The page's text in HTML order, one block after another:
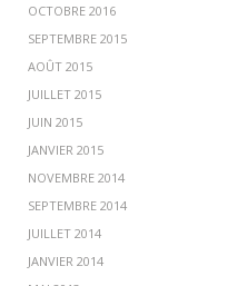
OCTOBRE 2016
SEPTEMBRE 2015
AOÛT 2015
JUILLET 2015
JUIN 2015
JANVIER 2015
NOVEMBRE 2014
SEPTEMBRE 2014
JUILLET 2014
JANVIER 2014